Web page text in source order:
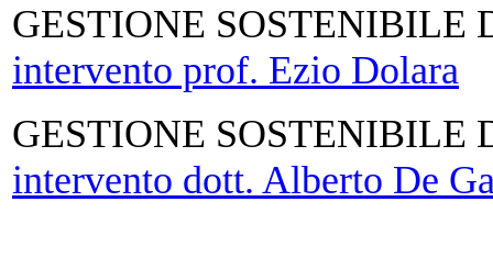
GESTIONE SOSTENIBILE
intervento prof. Ezio Dolara
GESTIONE SOSTENIBILE
intervento dott. Alberto De